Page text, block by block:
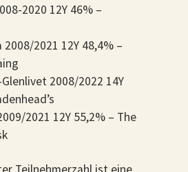
2020 12Y 46% –
2008/2021 12Y 48,4% –
2008/2022 14Y
2021 12Y 55,2% – The